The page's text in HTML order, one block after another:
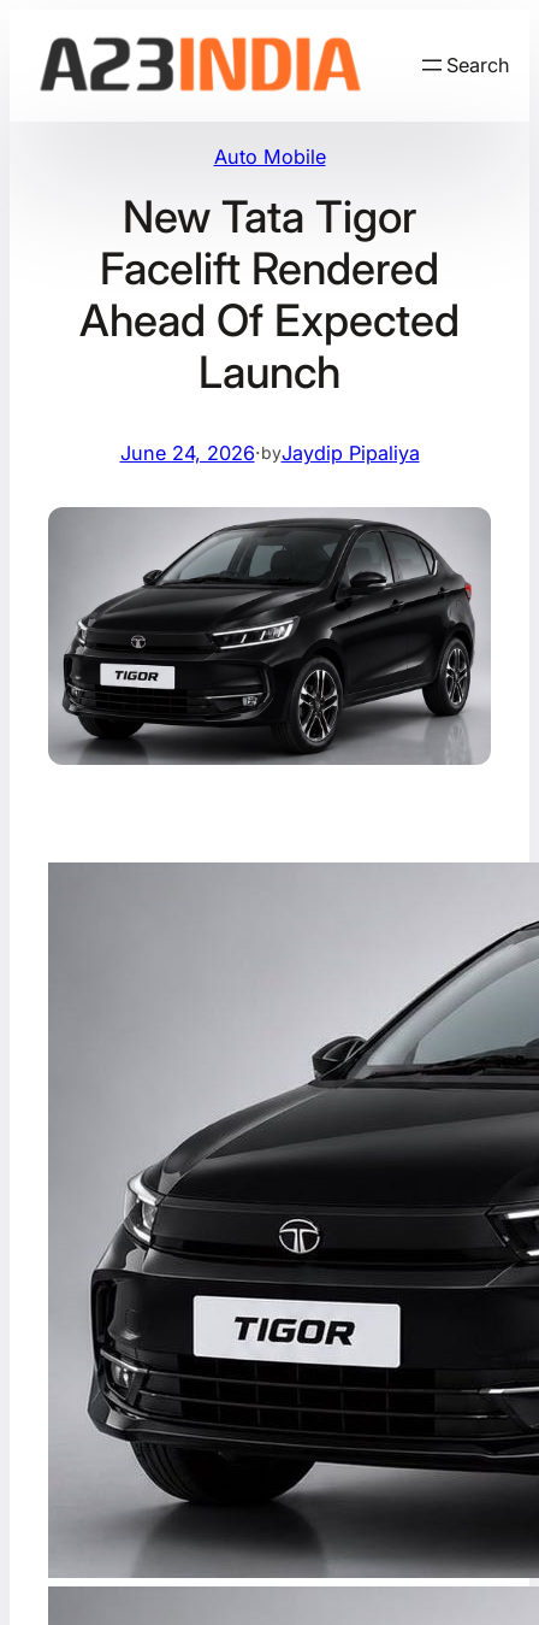
content
Search
Auto Mobile
New Tata Tigor
Facelift Rendered
Ahead Of Expected
Launch
June 24, 2026·byJaydip Pipaliya